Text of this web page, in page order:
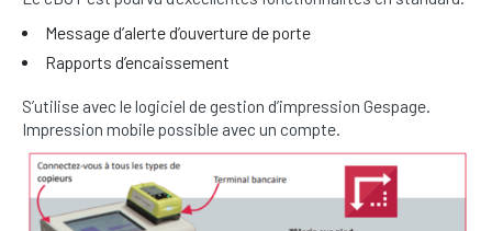
Message d’alerte d’ouverture de porte
Rapports d’encaissement
S’utilise avec le logiciel de gestion d’impression Gespage.
Impression mobile possible avec un compte.